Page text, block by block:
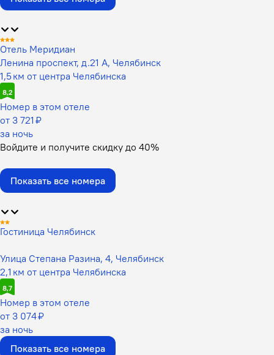
Отель Меридиан
Ленина проспект, д.21 А, Челябинск
1,5 км от центра Челябинска
8,2
Номер в этом отеле
от 3 721 ₽
за ночь
Войдите и получите скидку до 40%
Показать все номера
Гостиница Челябинск
Улица Степана Разина, 4, Челябинск
2,1 км от центра Челябинска
8,7
Номер в этом отеле
от 3 074 ₽
за ночь
Показать все номера